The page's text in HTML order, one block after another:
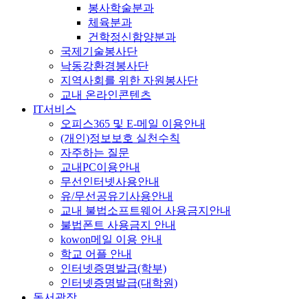
봉사학술분과
체육분과
건학정신함양분과
국제기술봉사단
낙동강환경봉사단
지역사회를 위한 자원봉사단
교내 온라인콘텐츠
IT서비스
오피스365 및 E-메일 이용안내
(개인)정보보호 실천수칙
자주하는 질문
교내PC이용안내
무선인터넷사용안내
유/무선공유기사용안내
교내 불법소프트웨어 사용금지안내
불법폰트 사용금지 안내
kowon메일 이용 안내
학교 어플 안내
인터넷증명발급(학부)
인터넷증명발급(대학원)